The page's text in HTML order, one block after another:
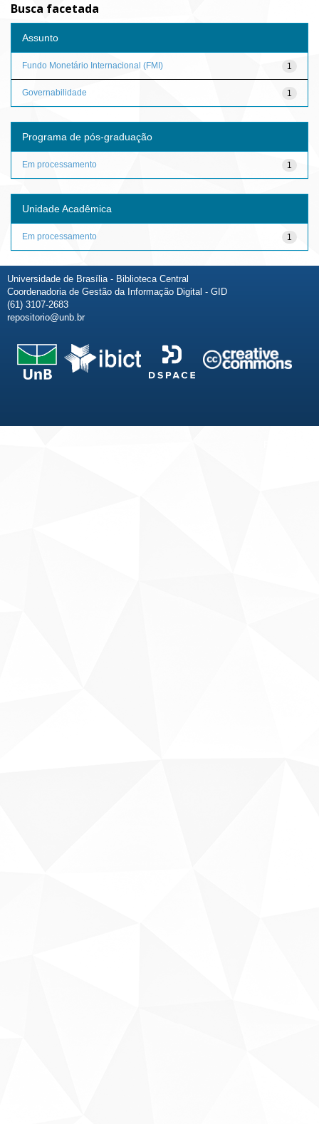
Busca facetada
Assunto
1
Fundo Monetário Internacional (FMI)
1
Governabilidade
Programa de pós-graduação
1
Em processamento
Unidade Acadêmica
1
Em processamento
Universidade de Brasília - Biblioteca Central
Coordenadoria de Gestão da Informação Digital - GID
(61) 3107-2683
repositorio@unb.br